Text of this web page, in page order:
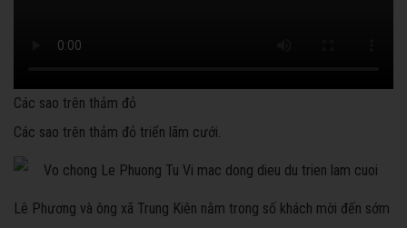
Các sao trên thảm đỏ
Các sao trên thảm đỏ triển lãm cưới.
Lê Phương và ông xã Trung Kiên nằm trong số khách mời đến sớm